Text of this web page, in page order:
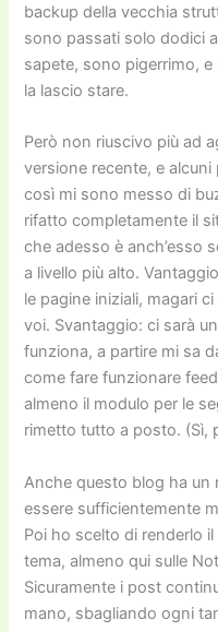
backup della vecchia
sono passati solo dodici
sapete, sono pigerrimo,
la lascio stare.
Però non riuscivo più ad
versione recente, e
così mi sono messo di
rifatto completamente il
che adesso è anch’esso
a livello più alto.
le pagine iniziali, magari
voi. Svantaggio: ci sarà
funziona, a partire mi sa
come fare funzionare
almeno il modulo per le
rimetto tutto a posto. (Sì,
Anche questo blog ha un
essere sufficientemente
Poi ho scelto di renderlo
tema, almeno qui sulle
Sicuramente i post
mano, sbagliando ogni